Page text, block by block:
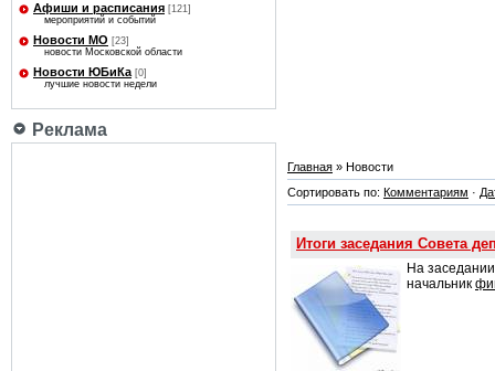
Афиши и расписания [121]
мероприятий и событий
Новости МО [23]
новости Московской области
Новости ЮБиКа [0]
лучшие новости недели
Реклама
Главная » Новости
Сортировать по: Комментариям ·
Итоги заседания Совета
На
начальник